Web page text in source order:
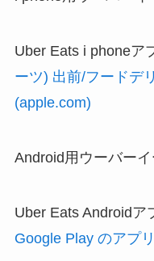
Uber Eats i phoneア
ーツ) 出前/フードデ
(apple.com)
Android用ウーバー
Uber Eats Androidア
Google Play のアプリ